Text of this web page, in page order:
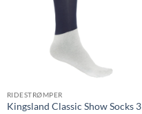
RIDESTRØMPER
Kingsland Classic Show Socks 3